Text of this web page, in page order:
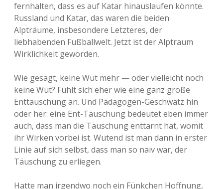
fernhalten, dass es auf Katar hinauslaufen könnte.
Russland und Katar, das waren die beiden
Alpträume, insbesondere Letzteres, der
liebhabenden Fußballwelt. Jetzt ist der Alptraum
Wirklichkeit geworden.
Wie gesagt, keine Wut mehr — oder vielleicht noch
keine Wut? Fühlt sich eher wie eine ganz große
Enttäuschung an. Und Pädagogen-Geschwätz hin
oder her: eine Ent-Täuschung bedeutet eben immer
auch, dass man die Täuschung enttarnt hat, womit
ihr Wirken vorbei ist. Wütend ist man dann in erster
Linie auf sich selbst, dass man so naiv war, der
Täuschung zu erliegen.
Hatte man irgendwo noch ein Fünkchen Hoffnung,